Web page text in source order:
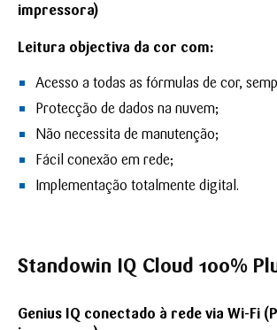
impressora)
Leitura objectiva da cor com:
Acesso a todas as fórmulas de cor,
Protecção de dados na nuvem;
Não necessita de manutenção;
Fácil conexão em rede;
Implementação totalmente digital.
Standowin IQ Cloud 100%
Genius IQ conectado à rede via Wi-Fi